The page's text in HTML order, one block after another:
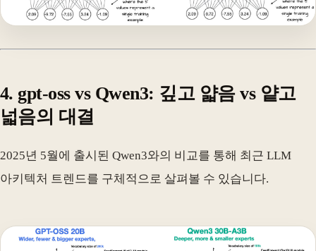
4. gpt-oss vs Qwen3: 깊고 얇음 vs 얕고
넓음의 대결
2025년 5월에 출시된 Qwen3와의 비교를 통해 최근 LLM
아키텍처 트렌드를 구체적으로 살펴볼 수 있습니다.